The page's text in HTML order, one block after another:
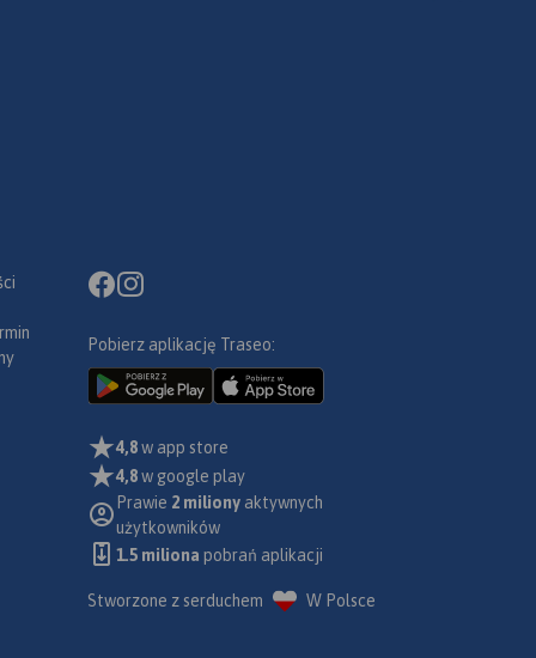
Pobierz aplikację Traseo:
4,8w app store
4,8w google play
Prawie 2 miliony aktywnych
użytkowników
1.5 miliona pobrań aplikacji
Stworzone z serduchem W Polsce